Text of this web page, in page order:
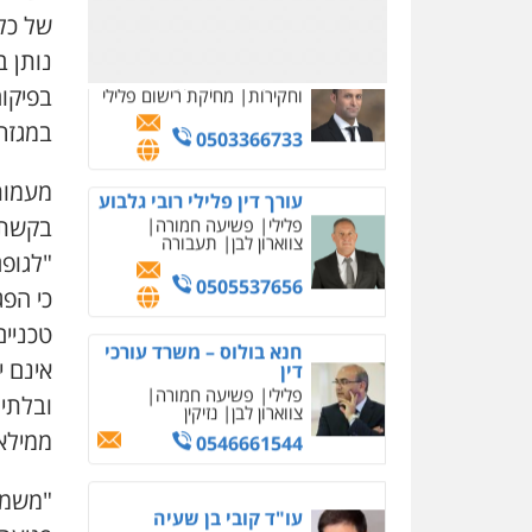
עורך דין פלילי רובי גלבוע
פלילי פשיעה חמורה
צווארון לבן תעבורה
0505537656
חנא בולוס – משרד עורכי
דין
פלילי פשיעה חמורה
0546661544
עו"ד קובי בן שעיה
פלילי צווארון לבן
של
כי
אינם